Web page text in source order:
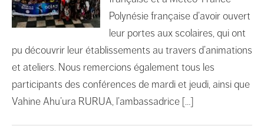
Polynésie française d’avoir ouvert
leur portes aux scolaires, qui ont
pu découvrir leur établissements au travers d’animations
et ateliers. Nous remercions également tous les
participants des conférences de mardi et jeudi, ainsi que
Vahine Ahu’ura RURUA, l’ambassadrice […]